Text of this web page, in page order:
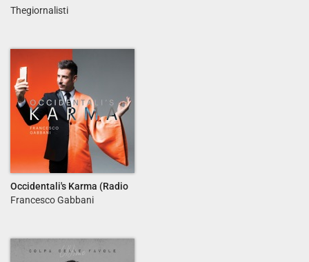
Thegiornalisti
Occidentali's Karma (Radio
Edit) - Single
Francesco Gabbani